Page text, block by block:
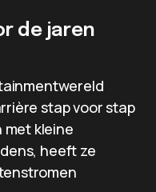
de jaren
stap voor stap
met kleine
heeft ze